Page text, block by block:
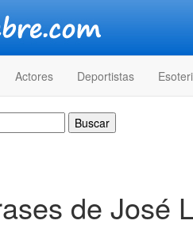
Actores Deportistas
de José